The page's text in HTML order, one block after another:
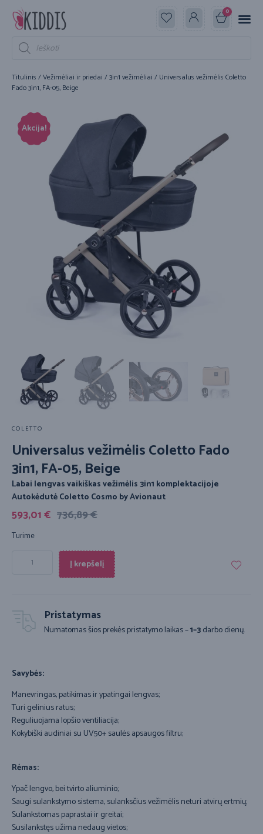
0
Titulinis /Vežimėliai ir priedai /3in1 vežimėliai / Universalus vežimėlis Coletto
Fado 3in1, FA-05, Beige
Akcija!
COLETTO
Universalus vežimėlis Coletto Fado
3in1, FA-05, Beige
Labai lengvas vaikiškas vežimėlis 3in1 komplektacijoje
Autokėdutė Coletto Cosmo by Avionaut
736,89€
593,01€
Turime
Į krepšelį
Pristatymas
Numatomas šios prekės pristatymo laikas –1–3darbo dienų.
Savybės:
Manevringas, patikimas ir ypatingai lengvas;
Turi gelinius ratus;
Reguliuojama lopšio ventiliacija;
Kokybiški audiniai su UV50+ saulės apsaugos filtru;
Rėmas:
Ypač lengvo, bei tvirto aliuminio;
Saugi sulankstymo sistema, sulanksčius vežimėlis neturi atvirų ertmių;
Sulankstomas paprastai ir greitai;
Susilankstęs užima nedaug vietos;